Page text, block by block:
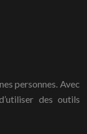
personnes. Avec
des outils